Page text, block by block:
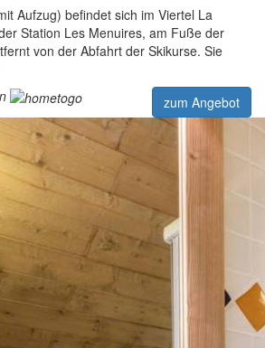
Aufzug) befindet sich im Viertel La
Station Les Menuires, am Fuße der
von der Abfahrt der Skikurse. Sie
zum Angebot